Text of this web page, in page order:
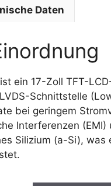
Daten
ein 17-Zoll TFT-
Schnittstelle
bei geringem
Interferenzen
Silizium (a-Si),